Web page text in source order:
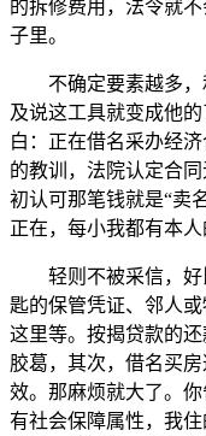
的拆修费用，法令就
子里。
不确定要素越多，
及说这工具就变成他
白：正在借名采办经
的教训，法院认定合
初认可那笔钱就是“卖
正在，每小我都有本人
轻则不被采信，好
匙的保管凭证、邻人
这里等。按揭贷款的
胶葛，其次，借名买
效。那麻烦就大了。
有社会保障属性，我